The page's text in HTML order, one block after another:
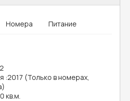
Номера Питание
:2017 (Только в номерах,
кв.м.